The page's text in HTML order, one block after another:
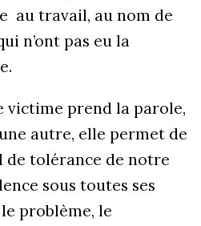
au travail, au nom de
n’ont pas eu la
victime prend la parole,
autre, elle permet de
tolérance de notre
sous toutes ses
problème, le